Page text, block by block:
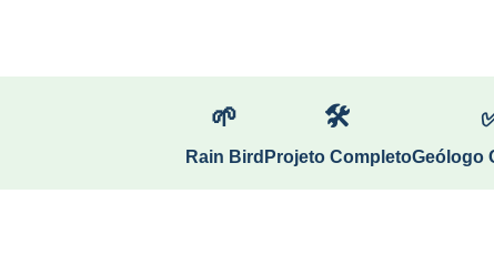
🌱
Rain Bird
🛠
Projeto CompletoGeólogo